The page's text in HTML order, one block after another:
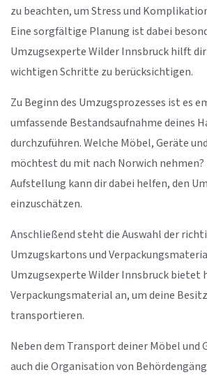
zu beachten, um Stress und
Eine sorgfältige Planung ist dabei
Umzugsexperte Wilder Innsbruck hilft
wichtigen Schritte zu berücksichtigen.
Zu Beginn des Umzugsprozesses ist es
umfassende Bestandsaufnahme deines
durchzuführen. Welche Möbel, Geräte
möchtest du mit nach Norwich nehmen?
Aufstellung kann dir dabei helfen, den
einzuschätzen.
Anschließend steht die Auswahl der
Umzugskartons und
Umzugsexperte Wilder Innsbruck bietet
Verpackungsmaterial an, um deine
transportieren.
Neben dem Transport deiner Möbel und
auch die Organisation von